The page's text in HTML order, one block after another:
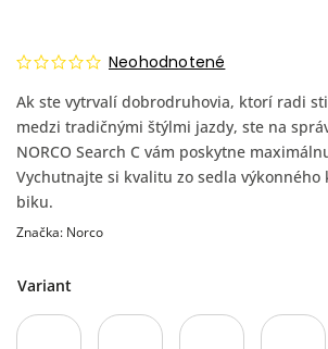
Neohodnotené
Ak ste vytrvalí dobrodruhovia, ktorí radi
medzi tradičnými štýlmi jazdy, ste na
NORCO Search C vám poskytne
Vychutnajte si kvalitu zo sedla výkonného
biku.
Značka: Norco
Variant